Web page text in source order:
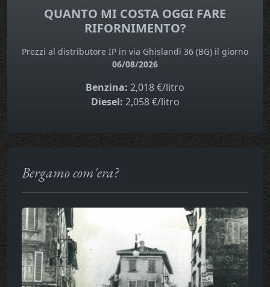
QUANTO MI COSTA OGGI FARE
RIFORNIMENTO?
Prezzi al distributore IP in via Ghislandi 36 (BG) il giorno
06/08/2026
Benzina: 2,018 €/litro
Diesel: 2,058 €/litro
Bergamo com'era?